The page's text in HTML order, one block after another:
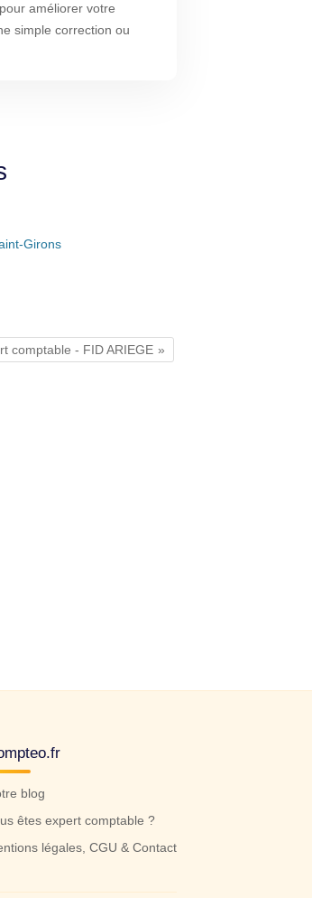
pour améliorer votre
simple correction ou
Girons
comptable - FID ARIEGE
blog
êtes expert comptable ?
légales, CGU & Contact